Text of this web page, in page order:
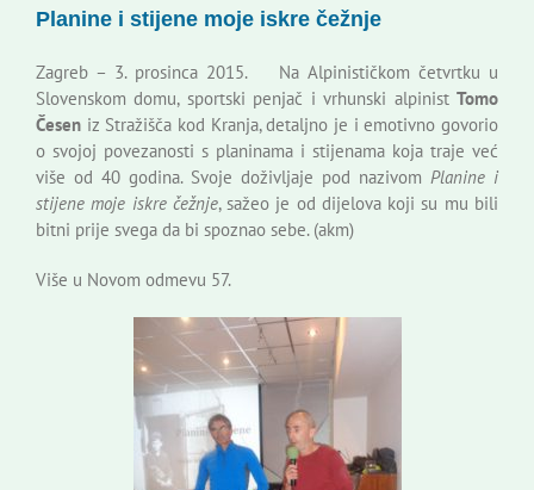
Korisne informacije
Planine i stijene moje iskre čežnje
Zagreb – 3. prosinca 2015. Na Alpinističkom četvrtku u
Slovenskom domu, sportski penjač i vrhunski alpinist Tomo
Česen iz Stražišča kod Kranja, detaljno je i emotivno govorio
o svojoj povezanosti s planinama i stijenama koja traje već
više od 40 godina. Svoje doživljaje pod nazivom Planine i
stijene moje iskre čežnje, sažeo je od dijelova koji su mu bili
bitni prije svega da bi spoznao sebe. (akm)
Više u Novom odmevu 57.